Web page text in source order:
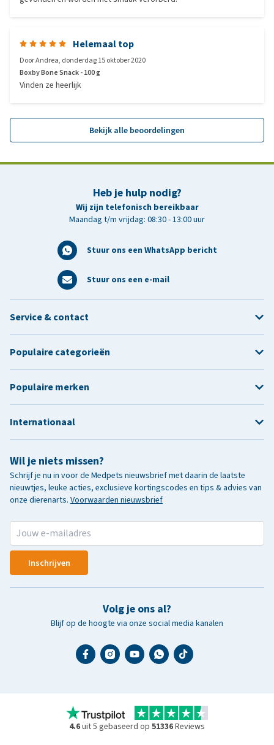
Helemaal top
DoorAndrea, donderdag 15 oktober 2020
Boxby Bone Snack - 100 g
Vinden ze heerlijk
Bekijk alle beoordelingen
Heb je hulp nodig?
Wij zijn telefonisch bereikbaar
Maandag t/m vrijdag: 08:30 - 13:00 uur
Stuur ons een WhatsApp bericht
Stuur ons een e-mail
Wil je niets missen?
Schrijf je nu in voor de Medpets nieuwsbrief met daarin de laatste
nieuwtjes, leuke acties, exclusieve kortingscodes en tips & advies van
onze dierenarts. Voorwaarden nieuwsbrief
Inschrijven
Volg je ons al?
Blijf op de hoogte via onze social media kanalen
Service & contact
Populaire categorieën
Populaire merken
Internationaal
4.6uit 5 gebaseerd op 51336Reviews